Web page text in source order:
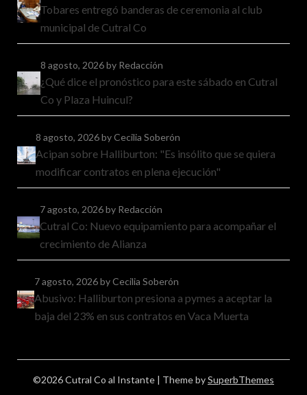
Tobares entregó banderas de ceremonia al club
municipal de Cutral Co
8 agosto, 2026by Redacción
¿Qué dice el pronóstico para este sábado en Cutral
Co y Plaza Huincul?
8 agosto, 2026by Cecilia Soberón
Acipan sobre Halliburton: "Es insólito que se quiera
modificar contratos en plena ejecución"
7 agosto, 2026by Redacción
Cutral Co: Nuevo equipamiento para acompañar el
crecimiento de Alianza
7 agosto, 2026by Cecilia Soberón
Abusivo: Halliburton presiona a pymes a aceptar la
baja del 23% en sus contratos en Vaca Muerta
©2026 Cutral Co al Instante | Theme bySuperbThemes